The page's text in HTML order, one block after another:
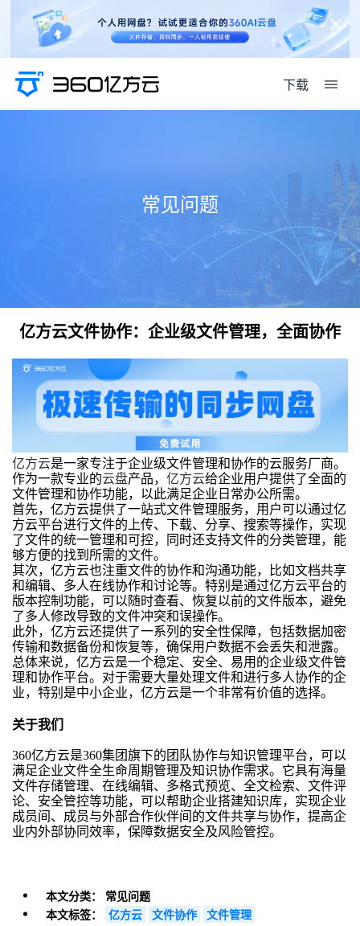
下载
常见问题
亿方云文件协作：企业级文件管理，全面协作
亿方云是一家专注于企业级文件管理和协作的云服务厂商。
作为一款专业的云盘产品， 亿方云给企业用户提供了全面的
文件管理和协作功能，以此满足企业日常办公所需。
首先，亿方云提供了一站式文件管理服务，用户可以通过亿
方云平台进行文件的上传、下载、分享、搜索等操作，实现
了文件的统一管理和可控，同时还支持文件的分类管理，能
够方便的找到所需的文件。
其次，亿方云也注重文件的协作和沟通功能，比如文档共享
和编辑、多人在线协作和讨论等。特别是通过亿方云平台的
版本控制功能，可以随时查看、恢复以前的文件版本，避免
了多人修改导致的文件冲突和误操作。
此外，亿方云还提供了一系列的安全性保障，包括数据加密
传输和数据备份和恢复等，确保用户数据不会丢失和泄露。
总体来说，亿方云是一个稳定、安全、易用的企业级文件管
理和协作平台。对于需要大量处理文件和进行多人协作的企
业，特别是中小企业，亿方云是一个非常有价值的选择。
关于我们
360亿方云是360集团旗下的团队协作与知识管理平台，可以
满足企业文件全生命周期管理及知识协作需求。它具有海量
文件存储管理、在线编辑、多格式预览、全文检索、文件评
论、安全管控等功能，可以帮助企业搭建知识库，实现企业
成员间、成员与外部合作伙伴间的文件共享与协作，提高企
业内外部协同效率，保障数据安全及风险管控。
本文分类：
常见问题
本文标签：
亿方云 文件协作 文件管理